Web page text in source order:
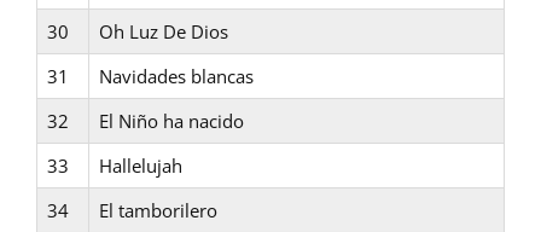
30
Oh Luz De Dios
31
Navidades blancas
32
El Niño ha nacido
33
Hallelujah
34
El tamborilero